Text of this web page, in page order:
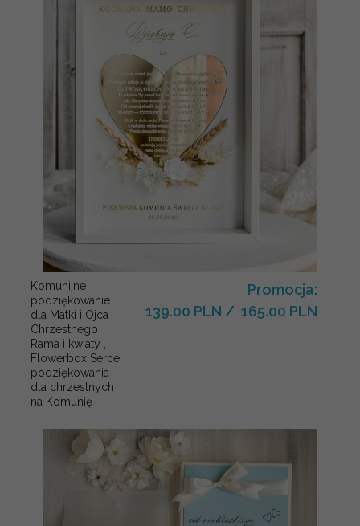
Komunijne
podziękowanie
dla Matki i Ojca
Chrzestnego
Rama i kwiaty ,
Flowerbox Serce
podziękowania
dla chrzestnych
na Komunię
Promocja:
139.00 PLN / 165.00 PLN